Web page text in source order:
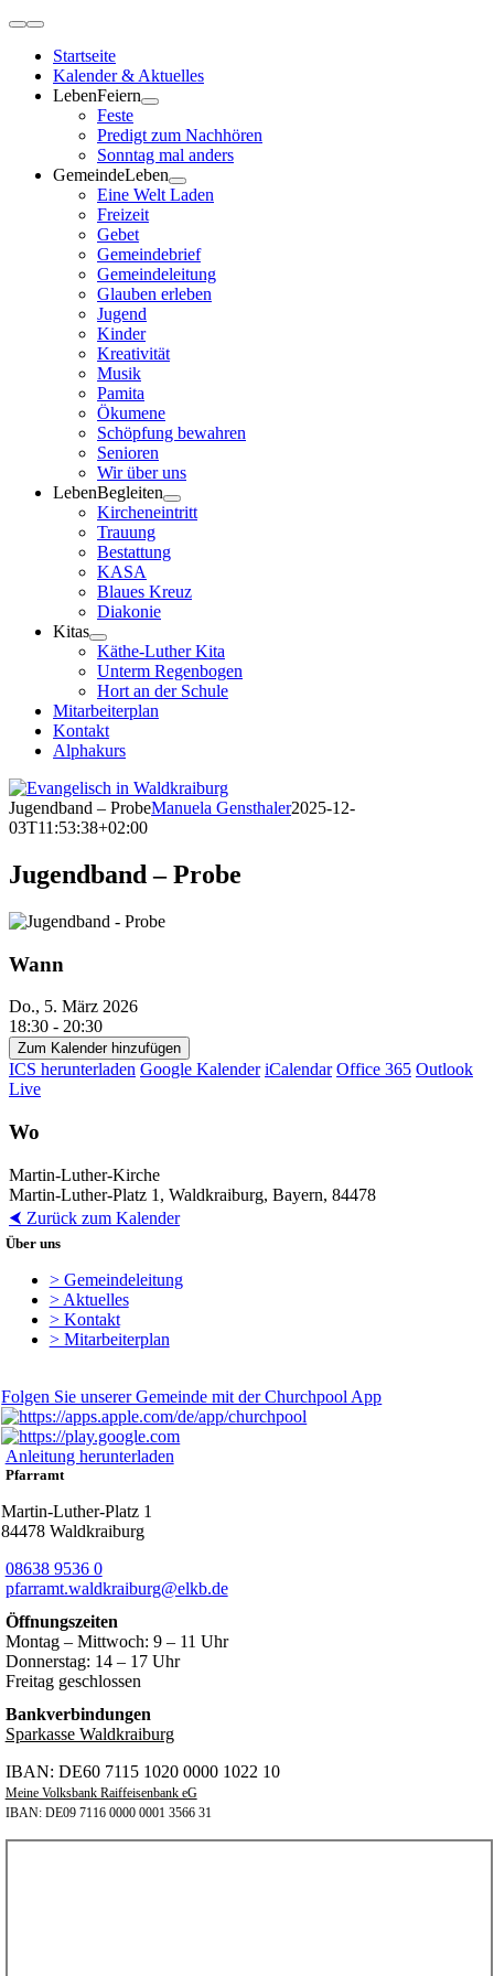
Zum
springen
Toggle
NavigationStartseite
Kalender & Aktuelles
LebenFeiern
Feste
Predigt zum Nachhören
Sonntag mal anders
GemeindeLeben
Eine Welt Laden
Freizeit
Gebet
Gemeindebrief
Gemeindeleitung
Glauben erleben
Jugend
Kinder
Kreativität
Musik
Pamita
Ökumene
Schöpfung bewahren
Senioren
Wir über uns
LebenBegleiten
Kircheneintritt
Trauung
Bestattung
KASA
Blaues Kreuz
Diakonie
Kitas
Käthe-Luther Kita
Unterm Regenbogen
Hort an der Schule
Mitarbeiterplan
Kontakt
Alphakurs
Jugendband – ProbeManuela Gensthaler2025-12-
03T11:53:38+02:00
Jugendband – Probe
Wann
Do., 5. März 2026
18:30 - 20:30
Zum Kalender hinzufügen
ICS herunterladen Google Kalender iCalendar Office 365 Outlook
Live
Wo
Martin-Luther-Kirche
Martin-Luther-Platz 1, Waldkraiburg, Bayern, 84478
⮜ Zurück zum Kalender
Über uns
> Gemeindeleitung
> Aktuelles
> Kontakt
> Mitarbeiterplan
Folgen Sie unserer Gemeinde mit der Churchpool App
Anleitung herunterladen
Pfarramt
Martin-Luther-Platz 1
84478 Waldkraiburg
08638 9536 0
pfarramt.waldkraiburg@elkb.de
Öffnungszeiten
Montag – Mittwoch: 9 – 11 Uhr
Donnerstag: 14 – 17 Uhr
Freitag geschlossen
Bankverbindungen
Sparkasse Waldkraiburg
IBAN: DE60 7115 1020 0000 1022 10
Meine Volksbank Raiffeisenbank eG
IBAN: DE09 7116 0000 0001 3566 31